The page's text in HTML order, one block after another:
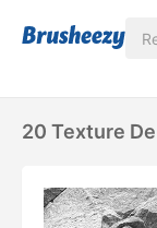
20 Texture